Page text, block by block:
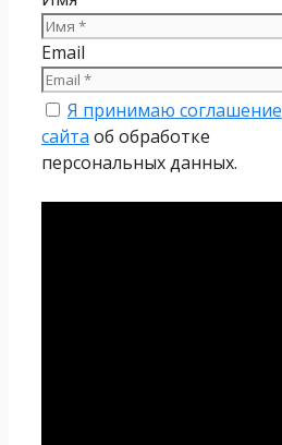
Email
Я принимаю соглашение
сайта об обработке
персональных данных.